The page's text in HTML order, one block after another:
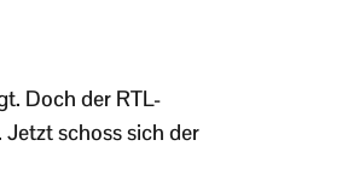
Doch der RTL-
schoss sich der